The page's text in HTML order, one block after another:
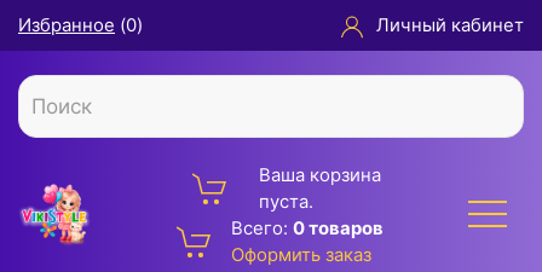
Избранное (0) Личный кабинет
Ваша корзина
пуста.
Всего: 0 товаров
Оформить заказ